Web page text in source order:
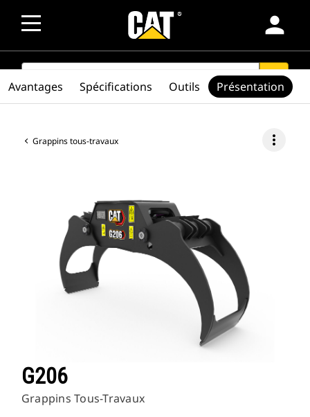
person
SEARCH search
Grappins tous-travaux more_vert
G206
Grappins Tous-Travaux
Avantages Spécifications Outils Présentation